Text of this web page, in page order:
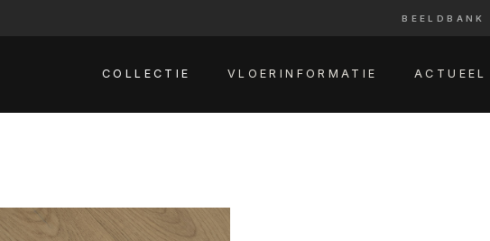
BEELDBANK
COLLECTIE VLOERINFORMATIE ACTUEEL